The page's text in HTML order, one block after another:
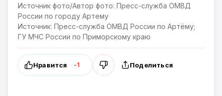
Источник фото/Автор фото: Пресс-служба ОМВД
России по городу Артему
Источник: Пресс-служба ОМВД России по Артёму;
ГУ МЧС России по Приморскому краю
Нравится -1 Поделиться